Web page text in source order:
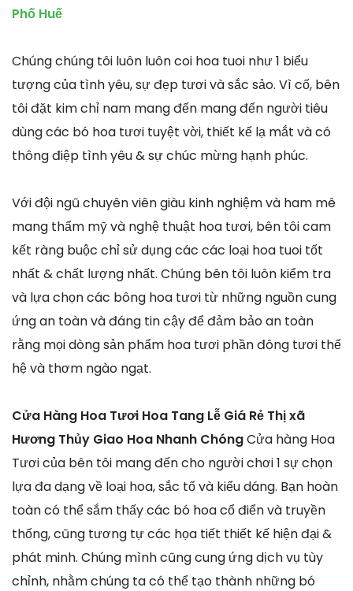
Phố Huế
Chúng chúng tôi luôn luôn coi hoa tuoi như 1 biểu
tượng của tình yêu, sự đẹp tươi và sắc sảo. Vì cố, bên
tôi đặt kim chỉ nam mang đến mang đến người tiêu
dùng các bó hoa tươi tuyệt vời, thiết kế lạ mắt và có
thông điệp tình yêu & sự chúc mừng hạnh phúc.
Với đội ngũ chuyên viên giàu kinh nghiệm và ham mê
mang thẩm mỹ và nghệ thuật hoa tươi, bên tôi cam
kết ràng buộc chỉ sử dụng các các loại hoa tuoi tốt
nhất & chất lượng nhất. Chúng bên tôi luôn kiểm tra
và lựa chọn các bông hoa tươi từ những nguồn cung
ứng an toàn và đáng tin cậy để đảm bảo an toàn
rằng mọi dòng sản phẩm hoa tươi phần đông tươi thế
hệ và thơm ngào ngạt.
Cửa Hàng Hoa Tươi Hoa Tang Lễ Giá Rẻ Thị xã
Hương Thủy Giao Hoa Nhanh ChóngCửa hàng Hoa
Tươi của bên tôi mang đến cho người chơi 1 sự chọn
lựa đa dạng về loại hoa, sắc tố và kiểu dáng. Bạn hoàn
toàn có thể sắm thấy các bó hoa cổ điển và truyền
thống, cũng tương tự các họa tiết thiết kế hiện đại &
phát minh. Chúng mình cũng cung ứng dịch vụ tùy
chỉnh, nhằm chúng ta có thể tạo thành những bó